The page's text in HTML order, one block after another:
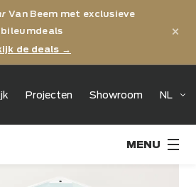
Van Beem met exclusieve
de deals →
×
Projecten Showroom NL